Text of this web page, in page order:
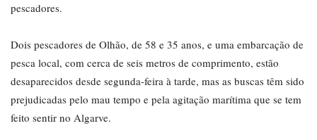
pescadores.
Dois pescadores de Olhão, de 58 e 35 anos, e uma embarcação de
pesca local, com cerca de seis metros de comprimento, estão
desaparecidos desde segunda-feira à tarde, mas as buscas têm sido
prejudicadas pelo mau tempo e pela agitação marítima que se tem
feito sentir no Algarve.